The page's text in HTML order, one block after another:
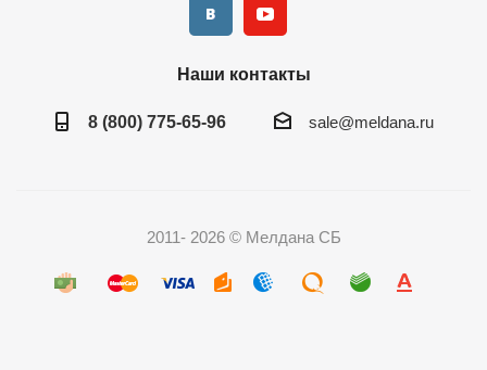
Наши контакты
8 (800) 775-65-96 sale@meldana.ru
2011- 2026 © Мелдана СБ